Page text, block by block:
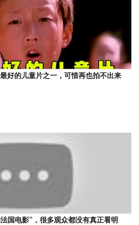
好的儿童片之一，可惜再也拍不出来
国电影”，很多观众都没有真正看明